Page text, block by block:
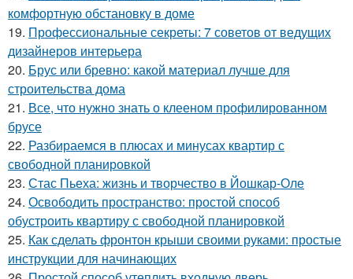
комфортную обстановку в доме
19. Профессиональные секреты: 7 советов от ведущих
дизайнеров интерьера
20. Брус или бревно: какой материал лучше для
строительства дома
21. Все, что нужно знать о клееном профилированном
брусе
22. Разбираемся в плюсах и минусах квартир с
свободной планировкой
23. Стас Пьеха: жизнь и творчество в Йошкар-Оле
24. Освободить пространство: простой способ
обустроить квартиру с свободной планировкой
25. Как сделать фронтон крыши своими руками: простые
инструкции для начинающих